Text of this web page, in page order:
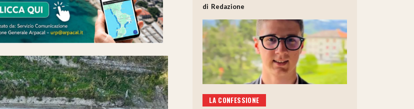
Redazione
LA CONFESSIONE